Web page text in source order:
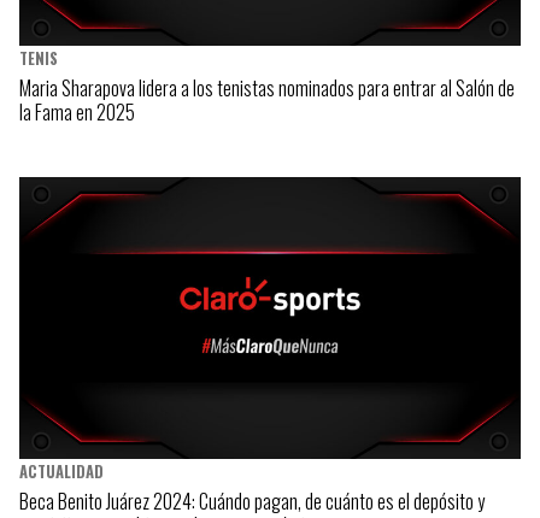
TENIS
Maria Sharapova lidera a los tenistas nominados para entrar al Salón de
la Fama en 2025
ACTUALIDAD
Beca Benito Juárez 2024: Cuándo pagan, de cuánto es el depósito y